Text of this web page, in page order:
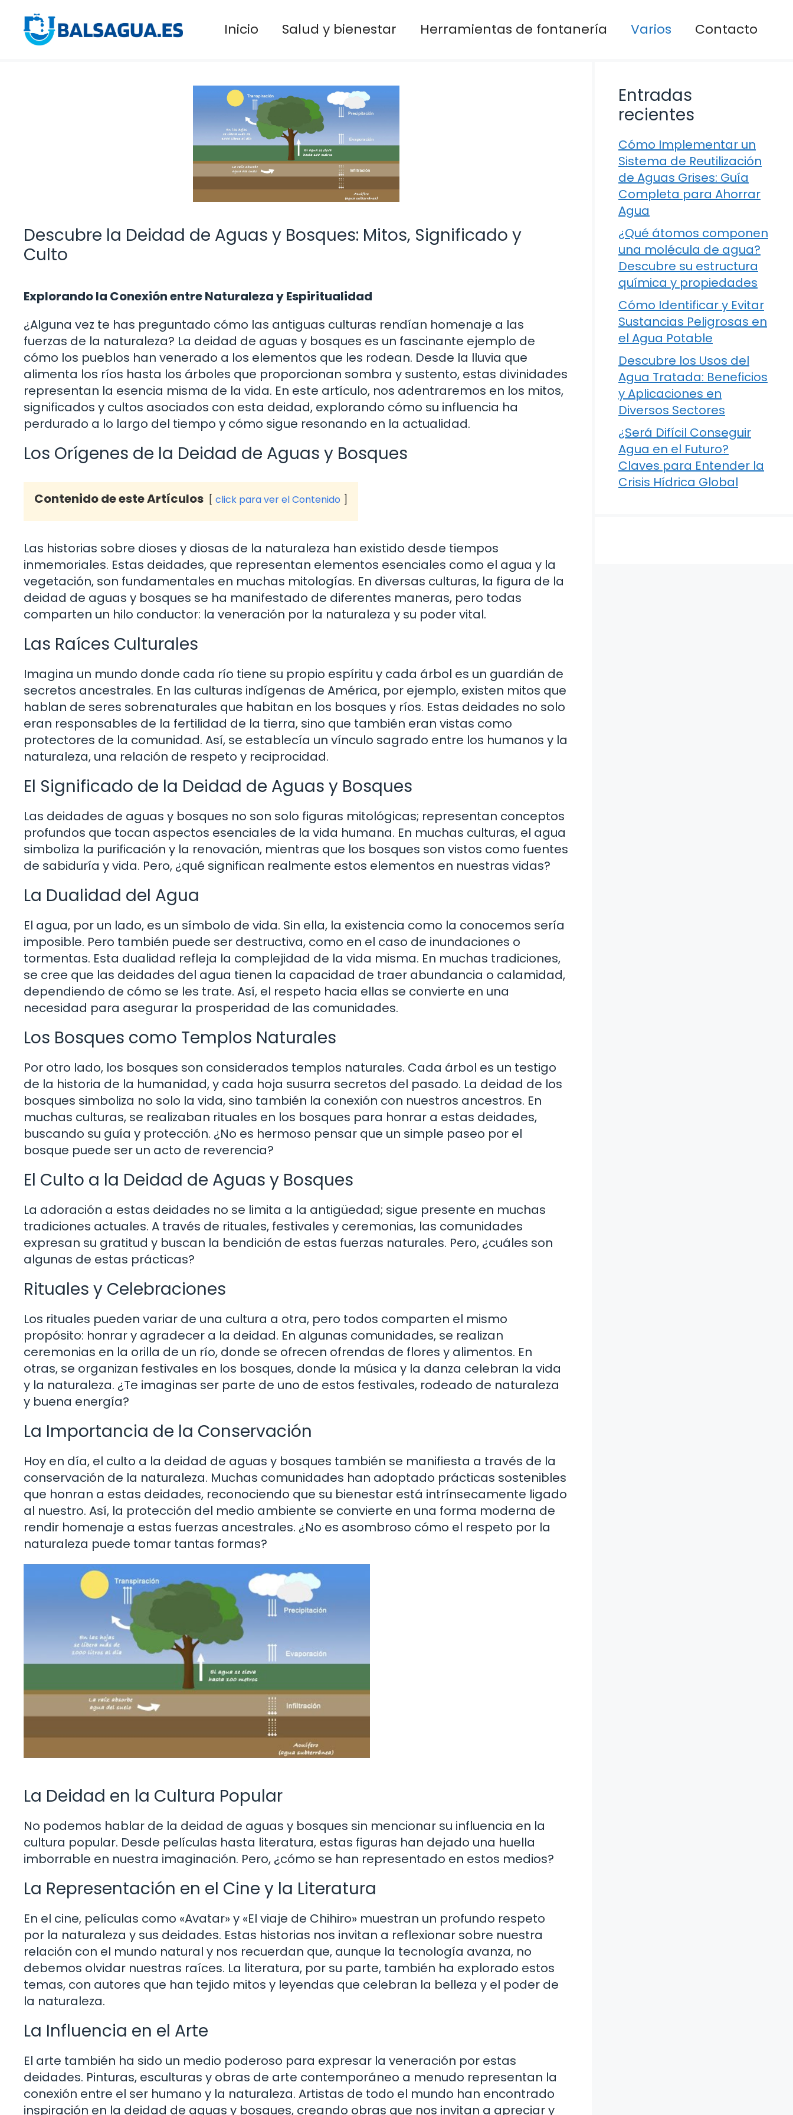
contenido
Inicio Salud y bienestar Herramientas de fontanería Varios Contacto
Descubre la Deidad de Aguas y Bosques: Mitos, Significado y
Culto
Explorando la Conexión entre Naturaleza y Espiritualidad
¿Alguna vez te has preguntado cómo las antiguas culturas rendían homenaje a las
fuerzas de la naturaleza? La deidad de aguas y bosques es un fascinante ejemplo de
cómo los pueblos han venerado a los elementos que les rodean. Desde la lluvia que
alimenta los ríos hasta los árboles que proporcionan sombra y sustento, estas divinidades
representan la esencia misma de la vida. En este artículo, nos adentraremos en los mitos,
significados y cultos asociados con esta deidad, explorando cómo su influencia ha
perdurado a lo largo del tiempo y cómo sigue resonando en la actualidad.
Los Orígenes de la Deidad de Aguas y Bosques
Contenido de este Artículos click para ver el Contenido
Las historias sobre dioses y diosas de la naturaleza han existido desde tiempos
inmemoriales. Estas deidades, que representan elementos esenciales como el agua y la
vegetación, son fundamentales en muchas mitologías. En diversas culturas, la figura de la
deidad de aguas y bosques se ha manifestado de diferentes maneras, pero todas
comparten un hilo conductor: la veneración por la naturaleza y su poder vital.
Las Raíces Culturales
Imagina un mundo donde cada río tiene su propio espíritu y cada árbol es un guardián de
secretos ancestrales. En las culturas indígenas de América, por ejemplo, existen mitos que
hablan de seres sobrenaturales que habitan en los bosques y ríos. Estas deidades no solo
eran responsables de la fertilidad de la tierra, sino que también eran vistas como
protectores de la comunidad. Así, se establecía un vínculo sagrado entre los humanos y la
naturaleza, una relación de respeto y reciprocidad.
El Significado de la Deidad de Aguas y Bosques
Las deidades de aguas y bosques no son solo figuras mitológicas; representan conceptos
profundos que tocan aspectos esenciales de la vida humana. En muchas culturas, el agua
simboliza la purificación y la renovación, mientras que los bosques son vistos como fuentes
de sabiduría y vida. Pero, ¿qué significan realmente estos elementos en nuestras vidas?
La Dualidad del Agua
El agua, por un lado, es un símbolo de vida. Sin ella, la existencia como la conocemos sería
imposible. Pero también puede ser destructiva, como en el caso de inundaciones o
tormentas. Esta dualidad refleja la complejidad de la vida misma. En muchas tradiciones,
se cree que las deidades del agua tienen la capacidad de traer abundancia o calamidad,
dependiendo de cómo se les trate. Así, el respeto hacia ellas se convierte en una
necesidad para asegurar la prosperidad de las comunidades.
Los Bosques como Templos Naturales
Por otro lado, los bosques son considerados templos naturales. Cada árbol es un testigo
de la historia de la humanidad, y cada hoja susurra secretos del pasado. La deidad de los
bosques simboliza no solo la vida, sino también la conexión con nuestros ancestros. En
muchas culturas, se realizaban rituales en los bosques para honrar a estas deidades,
buscando su guía y protección. ¿No es hermoso pensar que un simple paseo por el
bosque puede ser un acto de reverencia?
El Culto a la Deidad de Aguas y Bosques
La adoración a estas deidades no se limita a la antigüedad; sigue presente en muchas
tradiciones actuales. A través de rituales, festivales y ceremonias, las comunidades
expresan su gratitud y buscan la bendición de estas fuerzas naturales. Pero, ¿cuáles son
algunas de estas prácticas?
Rituales y Celebraciones
Los rituales pueden variar de una cultura a otra, pero todos comparten el mismo
propósito: honrar y agradecer a la deidad. En algunas comunidades, se realizan
ceremonias en la orilla de un río, donde se ofrecen ofrendas de flores y alimentos. En
otras, se organizan festivales en los bosques, donde la música y la danza celebran la vida
y la naturaleza. ¿Te imaginas ser parte de uno de estos festivales, rodeado de naturaleza
y buena energía?
La Importancia de la Conservación
Hoy en día, el culto a la deidad de aguas y bosques también se manifiesta a través de la
conservación de la naturaleza. Muchas comunidades han adoptado prácticas sostenibles
que honran a estas deidades, reconociendo que su bienestar está intrínsecamente ligado
al nuestro. Así, la protección del medio ambiente se convierte en una forma moderna de
rendir homenaje a estas fuerzas ancestrales. ¿No es asombroso cómo el respeto por la
naturaleza puede tomar tantas formas?
La Deidad en la Cultura Popular
No podemos hablar de la deidad de aguas y bosques sin mencionar su influencia en la
cultura popular. Desde películas hasta literatura, estas figuras han dejado una huella
imborrable en nuestra imaginación. Pero, ¿cómo se han representado en estos medios?
La Representación en el Cine y la Literatura
En el cine, películas como «Avatar» y «El viaje de Chihiro» muestran un profundo respeto
por la naturaleza y sus deidades. Estas historias nos invitan a reflexionar sobre nuestra
relación con el mundo natural y nos recuerdan que, aunque la tecnología avanza, no
debemos olvidar nuestras raíces. La literatura, por su parte, también ha explorado estos
temas, con autores que han tejido mitos y leyendas que celebran la belleza y el poder de
la naturaleza.
La Influencia en el Arte
El arte también ha sido un medio poderoso para expresar la veneración por estas
deidades. Pinturas, esculturas y obras de arte contemporáneo a menudo representan la
conexión entre el ser humano y la naturaleza. Artistas de todo el mundo han encontrado
inspiración en la deidad de aguas y bosques, creando obras que nos invitan a apreciar y
Entradas
recientes
Cómo Implementar un
Sistema de Reutilización
de Aguas Grises: Guía
Completa para Ahorrar
Agua
¿Qué átomos componen
una molécula de agua?
Descubre su estructura
química y propiedades
Cómo Identificar y Evitar
Sustancias Peligrosas en
el Agua Potable
Descubre los Usos del
Agua Tratada: Beneficios
y Aplicaciones en
Diversos Sectores
¿Será Difícil Conseguir
Agua en el Futuro?
Claves para Entender la
Crisis Hídrica Global